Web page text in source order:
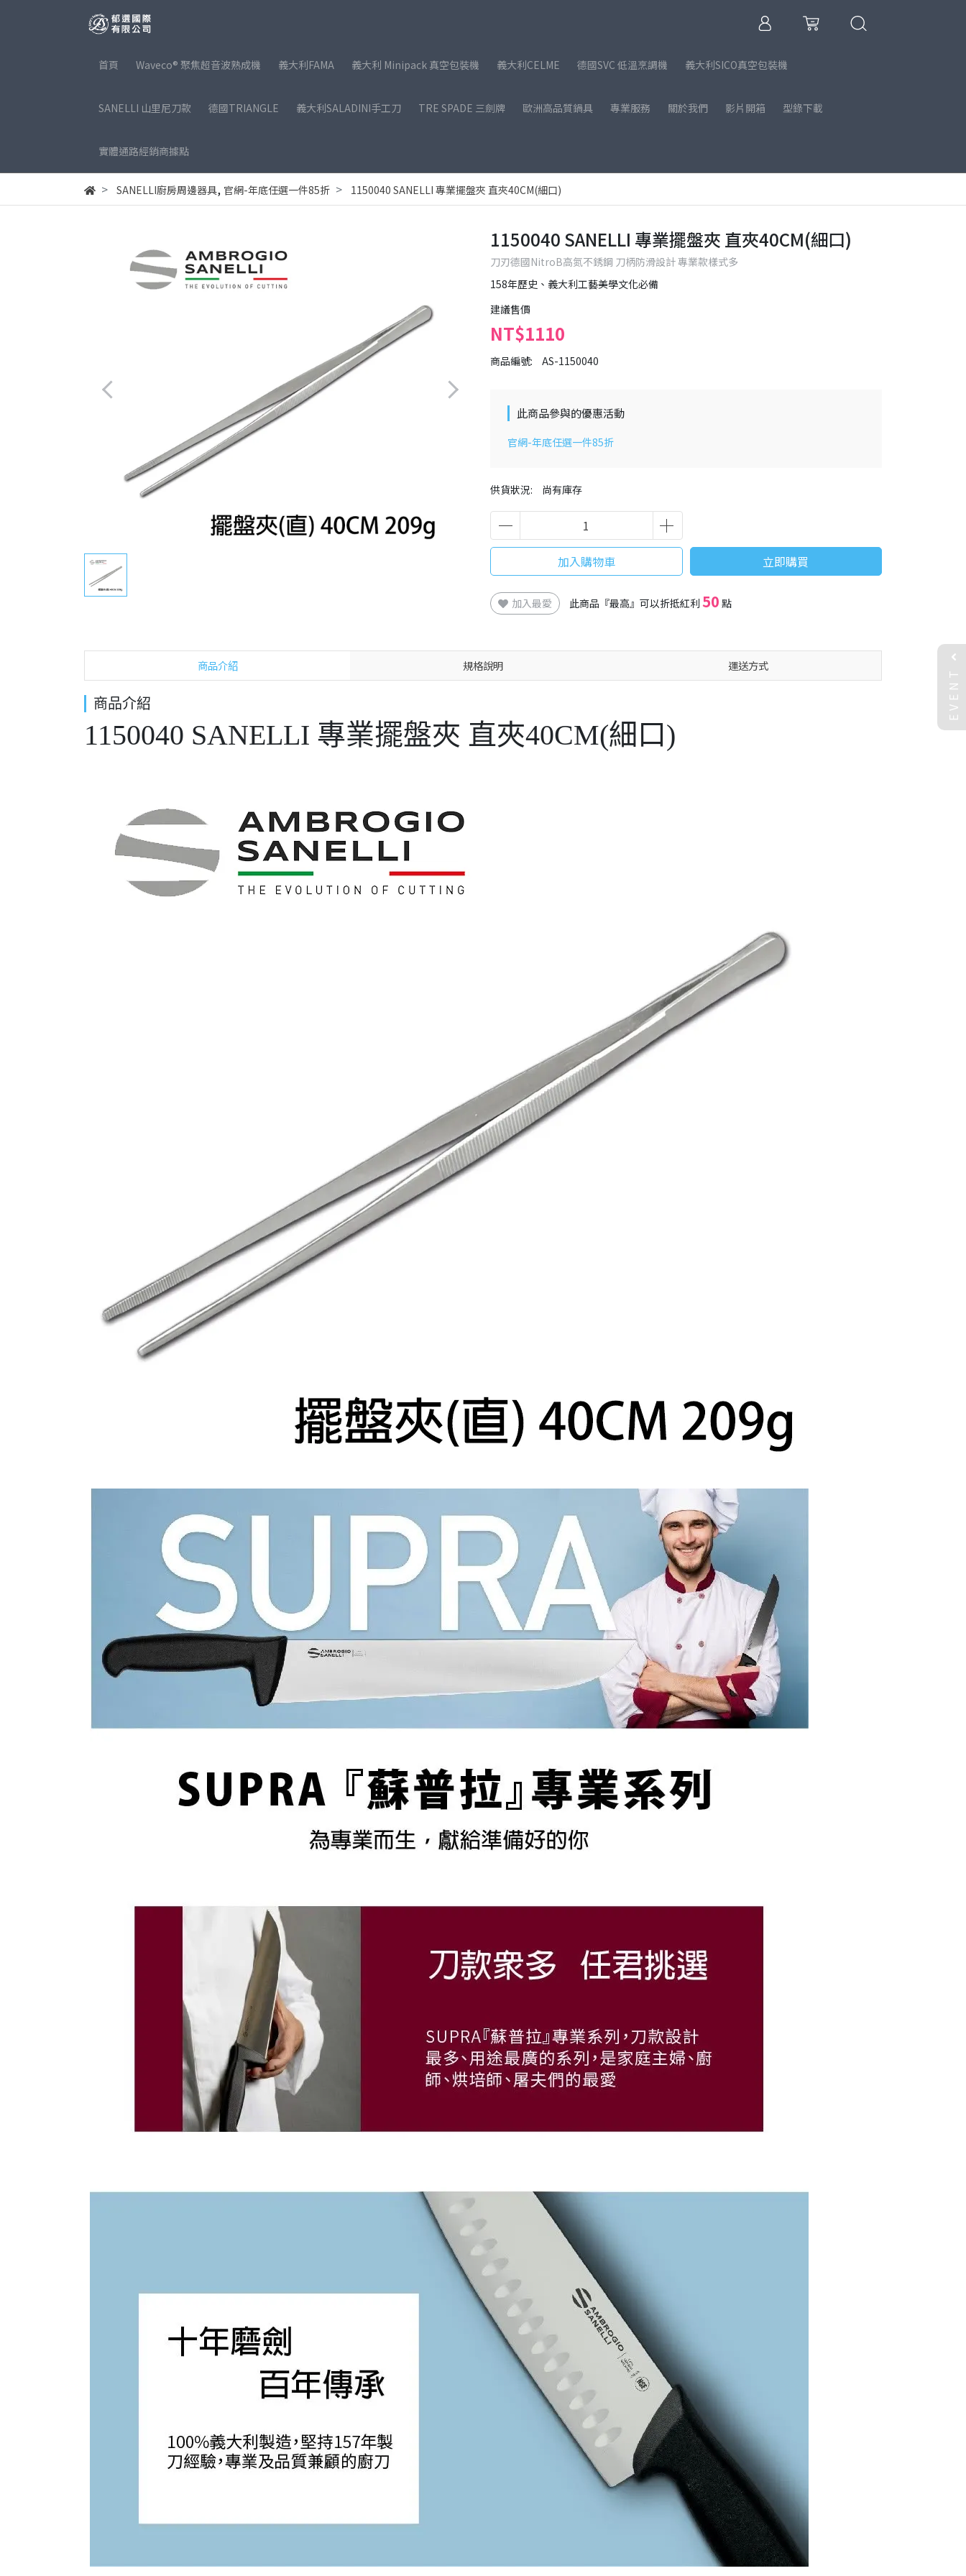
首頁 Waveco® 聚焦超音波熟成機 義大利FAMA 義大利 Minipack 真空包裝機 義大利CELME 德國SVC 低溫烹調機 義大利SICO真空包裝機
SANELLI 山里尼刀款 德國TRIANGLE 義大利SALADINI手工刀 TRE SPADE 三劍牌 歐洲高品質鍋具 專業服務 關於我們 影片開箱 型錄下載
實體通路經銷商據點
SANELLI廚房周邊器具, 官網-年底任選一件85折 1150040 SANELLI 專業擺盤夾 直夾40CM(細口)
1150040 SANELLI 專業擺盤夾 直夾40CM(細口)
刀刃德國NitroB高氮不銹鋼 刀柄防滑設計 專業款樣式多
158年歷史、義大利工藝美學文化必備
建議售價
NT$1110
商品編號: AS-1150040
供貨狀況: 尚有庫存
此商品參與的優惠活動
官網-年底任選一件85折
加入購物車 立即購買
加入最愛 此商品『最高』可以折抵紅利 50 點
商品介紹 規格說明 運送方式
商品介紹
1150040 SANELLI 專業擺盤夾 直夾40CM(細口)
EVENT